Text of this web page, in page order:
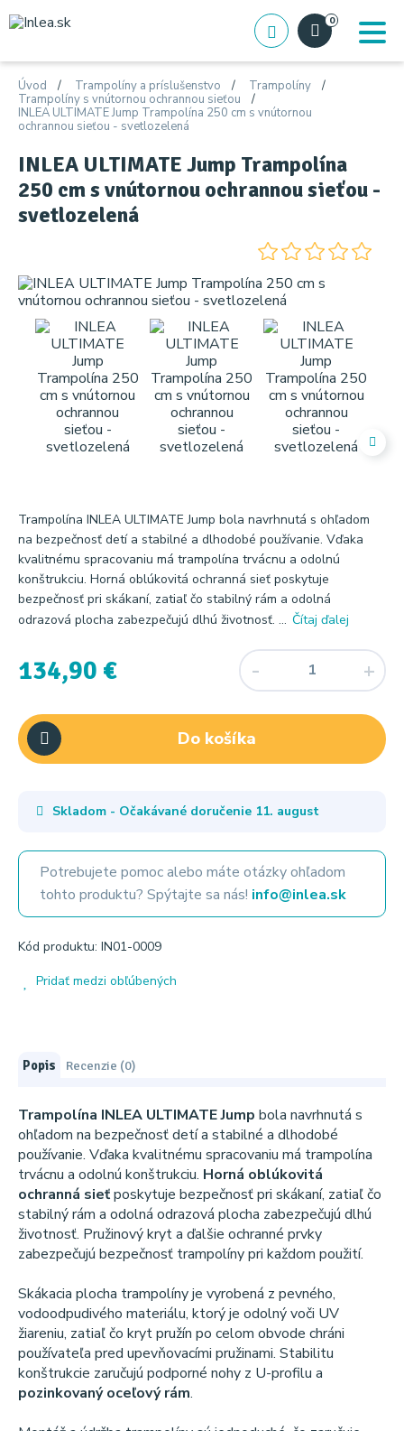
0
Úvod Trampolíny a príslušenstvo
Trampolíny
Trampolíny s vnútornou ochrannou sieťou
INLEA ULTIMATE Jump Trampolína 250 cm s vnútornou
ochrannou sieťou - svetlozelená
INLEA ULTIMATE Jump Trampolína
250 cm s vnútornou ochrannou sieťou -
svetlozelená
Trampolína INLEA ULTIMATE Jump bola navrhnutá s ohľadom
na bezpečnosť detí a stabilné a dlhodobé používanie. Vďaka
kvalitnému spracovaniu má trampolína trvácnu a odolnú
konštrukciu. Horná oblúkovitá ochranná sieť poskytuje
bezpečnosť pri skákaní, zatiaľ čo stabilný rám a odolná
odrazová plocha zabezpečujú dlhú životnosť. ... Čítaj ďalej
134,90 €
Do košíka
Skladom - Očakávané doručenie 11. august
Potrebujete pomoc alebo máte otázky ohľadom
tohto produktu? Spýtajte sa nás! info@inlea.sk
Kód produktu: IN01-0009
Pridať medzi obľúbených
Popis Recenzie (0)
Trampolína INLEA ULTIMATE Jump bola navrhnutá s
ohľadom na bezpečnosť detí a stabilné a dlhodobé
používanie. Vďaka kvalitnému spracovaniu má trampolína
trvácnu a odolnú konštrukciu. Horná oblúkovitá
ochranná sieťposkytuje bezpečnosť pri skákaní, zatiaľ čo
stabilný rám a odolná odrazová plocha zabezpečujú dlhú
životnosť. Pružinový kryt a ďalšie ochranné prvky
zabezpečujú bezpečnosť trampolíny pri každom použití.
Skákacia plocha trampolíny je vyrobená z pevného, ​​
vodoodpudivého materiálu, ktorý je odolný voči UV
žiareniu, zatiaľ čo kryt pružín po celom obvode chráni
používateľa pred upevňovacími pružinami. Stabilitu
konštrukcie zaručujú podporné nohy z U-profilu a
pozinkovaný oceľový rám.